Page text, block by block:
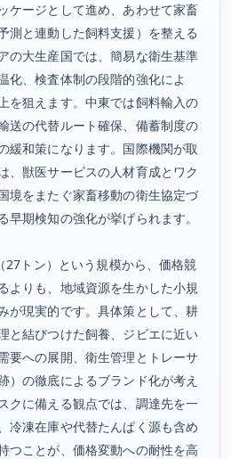
ケージとして進め、あわせて家畜
測と連動した飼料支援）を整える
の大生産国では、簡易な衛生基準
化、検査体制の段階的強化によ
を狙えます。中東では飼料輸入の
送の代替ルート確保、備蓄制度の
緩和策になります。国際機関が取
、獣医サービスの人材育成とワク
境をまたぐ家畜移動の衛生協定づ
早期検知の強化が挙げられます。
27トン）という規模から、価格競
よりも、地域資源を生かした小規
が現実的です。具体策として、耕
と結びつけた飼養、ジビエに近い
要への展開、衛生管理とトレーサ
）の徹底によるブランド化が考え
クに備える観点では、調達先を一
冷凍在庫や代替たんぱく源も含め
つことが、価格変動への耐性を高